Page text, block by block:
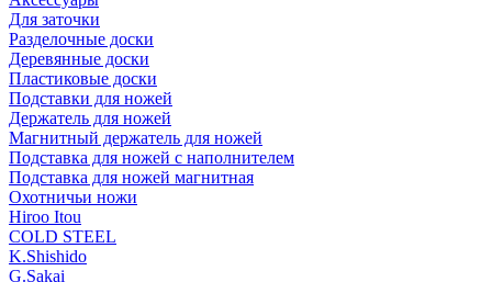
Для заточки
Разделочные доски
Деревянные доски
Пластиковые доски
Подставки для ножей
Держатель для ножей
Магнитный держатель для ножей
Подставка для ножей с наполнителем
Подставка для ножей магнитная
Охотничьи ножи
Hiroo Itou
COLD STEEL
K.Shishido
G.Sakai